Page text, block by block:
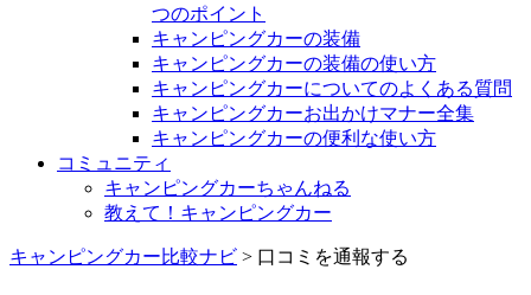
つのポイント
キャンピングカーの装備
キャンピングカーの装備の使い方
キャンピングカーについてのよくある質問
キャンピングカーお出かけマナー全集
キャンピングカーの便利な使い方
コミュニティ
キャンピングカーちゃんねる
教えて！キャンピングカー
キャンピングカー比較ナビ > 口コミを通報する